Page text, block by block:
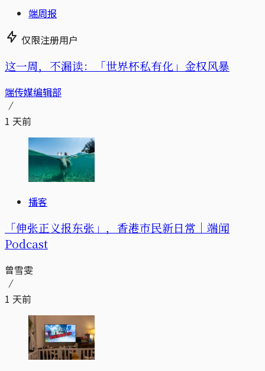
端周报
仅限注册用户
这一周，不漏读：「世界杯私有化」金权风暴
端传媒编辑部
1 天前
播客
「伸张正义报东张」，香港市民新日常｜端闻
Podcast
曾雪雯
1 天前